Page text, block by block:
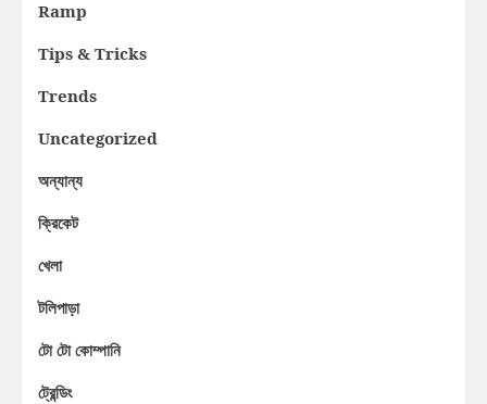
Ramp
Tips & Tricks
Trends
Uncategorized
অন্যান্য
ক্রিকেট
খেলা
টলিপাড়া
টো টো কোম্পানি
ট্রেন্ডিং